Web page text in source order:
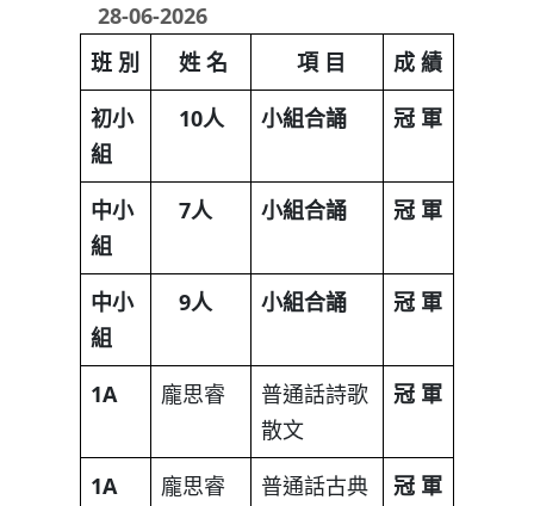
28-06-2026
班 別 姓 名 項 目 成 績
初小
組
10人 小組合誦 冠 軍
中小
組
7人 小組合誦 冠 軍
中小
組
9人 小組合誦 冠 軍
1A 龐思睿
普通話詩歌
散文
冠 軍
1A 龐思睿
普通話古典
冠 軍